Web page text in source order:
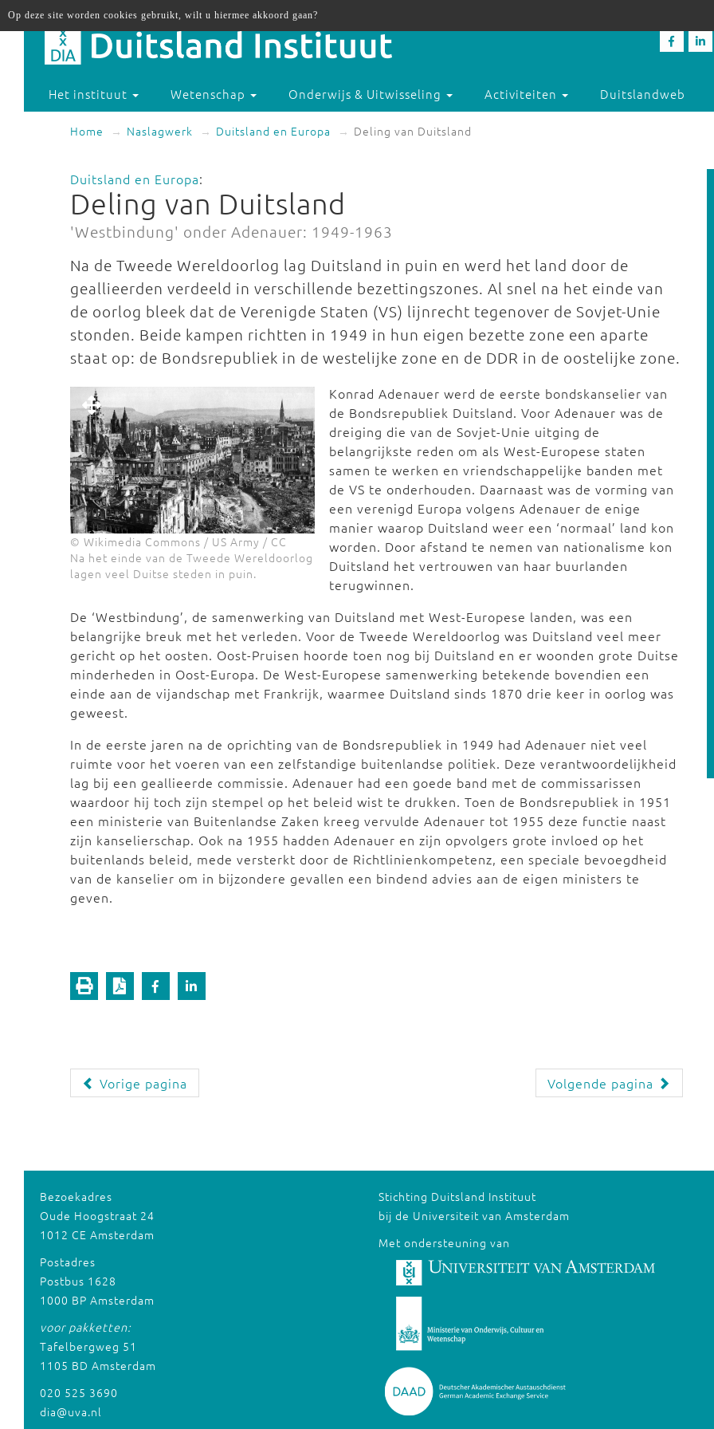
Het instituut Wetenschap Onderwijs & Uitwisseling Activiteiten Duitslandweb
Home Naslagwerk Duitsland en Europa Deling van Duitsland
Duitsland en Europa:
Deling van Duitsland
'Westbindung' onder Adenauer: 1949-1963
Na de Tweede Wereldoorlog lag Duitsland in puin en werd het land door de
geallieerden verdeeld in verschillende bezettingszones. Al snel na het einde van
de oorlog bleek dat de Verenigde Staten (VS) lijnrecht tegenover de Sovjet-Unie
stonden. Beide kampen richtten in 1949 in hun eigen bezette zone een aparte
staat op: de Bondsrepubliek in de westelijke zone en de DDR in de oostelijke zone.
© Wikimedia Commons / US Army / CC
Na het einde van de Tweede Wereldoorlog
lagen veel Duitse steden in puin.
Konrad Adenauer werd de eerste bondskanselier van
de Bondsrepubliek Duitsland. Voor Adenauer was de
dreiging die van de Sovjet-Unie uitging de
belangrijkste reden om als West-Europese staten
samen te werken en vriendschappelijke banden met
de VS te onderhouden. Daarnaast was de vorming van
een verenigd Europa volgens Adenauer de enige
manier waarop Duitsland weer een ‘normaal’ land kon
worden. Door afstand te nemen van nationalisme kon
Duitsland het vertrouwen van haar buurlanden
terugwinnen.
De ‘Westbindung’, de samenwerking van Duitsland met West-Europese landen, was een
belangrijke breuk met het verleden. Voor de Tweede Wereldoorlog was Duitsland veel meer
gericht op het oosten. Oost-Pruisen hoorde toen nog bij Duitsland en er woonden grote Duitse
minderheden in Oost-Europa. De West-Europese samenwerking betekende bovendien een
einde aan de vijandschap met Frankrijk, waarmee Duitsland sinds 1870 drie keer in oorlog was
geweest.
In de eerste jaren na de oprichting van de Bondsrepubliek in 1949 had Adenauer niet veel
ruimte voor het voeren van een zelfstandige buitenlandse politiek. Deze verantwoordelijkheid
lag bij een geallieerde commissie. Adenauer had een goede band met de commissarissen
waardoor hij toch zijn stempel op het beleid wist te drukken. Toen de Bondsrepubliek in 1951
een ministerie van Buitenlandse Zaken kreeg vervulde Adenauer tot 1955 deze functie naast
zijn kanselierschap. Ook na 1955 hadden Adenauer en zijn opvolgers grote invloed op het
buitenlands beleid, mede versterkt door de Richtlinienkompetenz, een speciale bevoegdheid
van de kanselier om in bijzondere gevallen een bindend advies aan de eigen ministers te
geven.
Vorige pagina Volgende pagina
Bezoekadres
Oude Hoogstraat 24
1012 CE Amsterdam
Postadres
Postbus 1628
1000 BP Amsterdam
voor pakketten:
Tafelbergweg 51
1105 BD Amsterdam
020 525 3690
dia@uva.nl
Stichting Duitsland Instituut
bij de Universiteit van Amsterdam
Met ondersteuning van
Op deze site worden cookies gebruikt, wilt u hiermee akkoord gaan?